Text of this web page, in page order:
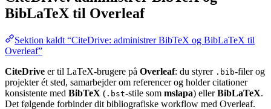
BibLaTeX til Overleaf
Sektion kaldt “CiteDrive: administrer BibTeX og BibLaTeX til
Overleaf”
CiteDrive er til LaTeX-brugere på Overleaf: du styrer .bib-filer og
projekter ét sted, samarbejder om referencer og holder citationer
konsistente med BibTeX ( .bst-stile som mslapa) ellerBibLaTeX.
Det følgende forbinder dit bibliografiske workflow med Overleaf.